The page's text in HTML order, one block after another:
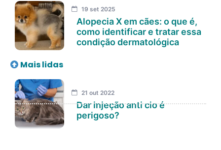
19 set 2025
Alopecia X em cães: o que é,
como identificar e tratar essa
condição dermatológica
Mais lidas
21 out 2022
Dar injeção anti cio é
perigoso?